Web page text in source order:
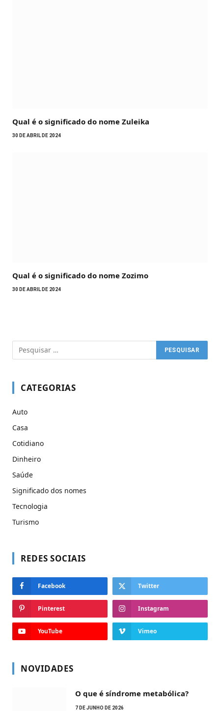
Qual é o significado do nome Zuleika
30 DE ABRIL DE 2024
Qual é o significado do nome Zozimo
30 DE ABRIL DE 2024
CATEGORIAS
Auto
Casa
Cotidiano
Dinheiro
Saúde
Significado dos nomes
Tecnologia
Turismo
REDES SOCIAIS
Facebook Twitter
Pinterest Instagram
YouTube Vimeo
NOVIDADES
O que é síndrome metabólica?
7 DE JUNHO DE 2026